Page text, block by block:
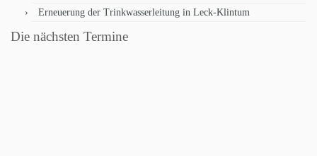
Erneuerung der Trinkwasserleitung in Leck-Klintum
Die nächsten Termine